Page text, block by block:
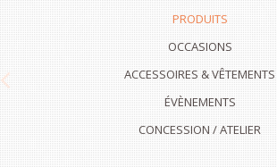
PRODUITS
OCCASIONS
ACCESSOIRES & VÊTEMENTS
ÉVÈNEMENTS
CONCESSION / ATELIER
Previous